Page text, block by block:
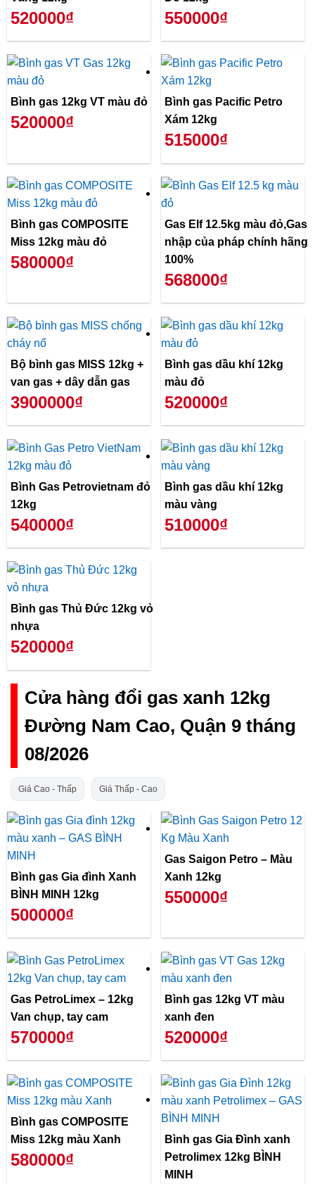
520000₫ 550000₫
Bình gas 12kg VT màu đỏ
520000₫
Bình gas Pacific Petro
Xám 12kg
515000₫
Bình gas COMPOSITE
Miss 12kg màu đỏ
580000₫
Gas Elf 12.5kg màu đỏ,Gas
nhập của pháp chính hãng
100%
568000₫
Bộ bình gas MISS 12kg +
van gas + dây dẫn gas
3900000₫
Bình gas dầu khí 12kg
màu đỏ
520000₫
Bình Gas Petrovietnam đỏ
12kg
540000₫
Bình gas dầu khí 12kg
màu vàng
510000₫
Bình gas Thủ Đức 12kg vỏ
nhựa
520000₫
Cửa hàng đổi gas xanh 12kg
Đường Nam Cao, Quận 9 tháng
08/2026
Giá Cao - Thấp Giá Thấp - Cao
Bình gas Gia đình Xanh
BÌNH MINH 12kg
500000₫
Gas Saigon Petro – Màu
Xanh 12kg
550000₫
Gas PetroLimex – 12kg
Van chụp, tay cam
570000₫
Bình gas 12kg VT màu
xanh đen
520000₫
Bình gas COMPOSITE
Miss 12kg màu Xanh
580000₫
Bình gas Gia Đình xanh
Petrolimex 12kg BÌNH
MINH